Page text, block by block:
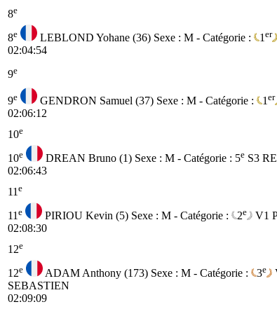
8e
8e LEBLOND Yohane (36) Sexe : M - Catégorie : 1 er
02:04:54
9e
9e GENDRON Samuel (37) Sexe : M - Catégorie : 1 er
02:06:12
10e
10e DREAN Bruno (1) Sexe : M - Catégorie : 5e S3
02:06:43
11 e
11 e PIRIOU Kevin (5) Sexe : M - Catégorie : 2e V1
02:08:30
12e
12e ADAM Anthony (173) Sexe : M - Catégorie : 3e
SEBASTIEN
02:09:09